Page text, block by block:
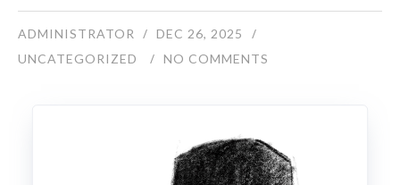
ADMINISTRATOR
DEC 26, 2025
UNCATEGORIZED
NO COMMENTS